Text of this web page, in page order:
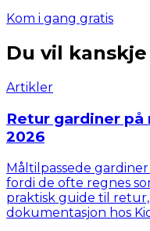
Kom i gang gratis
Du vil
Artikler
Retur gardiner
2026
Måltilpassede
fordi de ofte regnes
praktisk guide til
dokumentasjon hos